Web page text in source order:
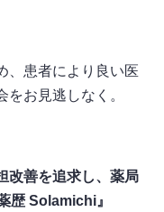
、患者により良い医
お見逃しなく。
改善を追求し、薬局
歴 Solamichi』